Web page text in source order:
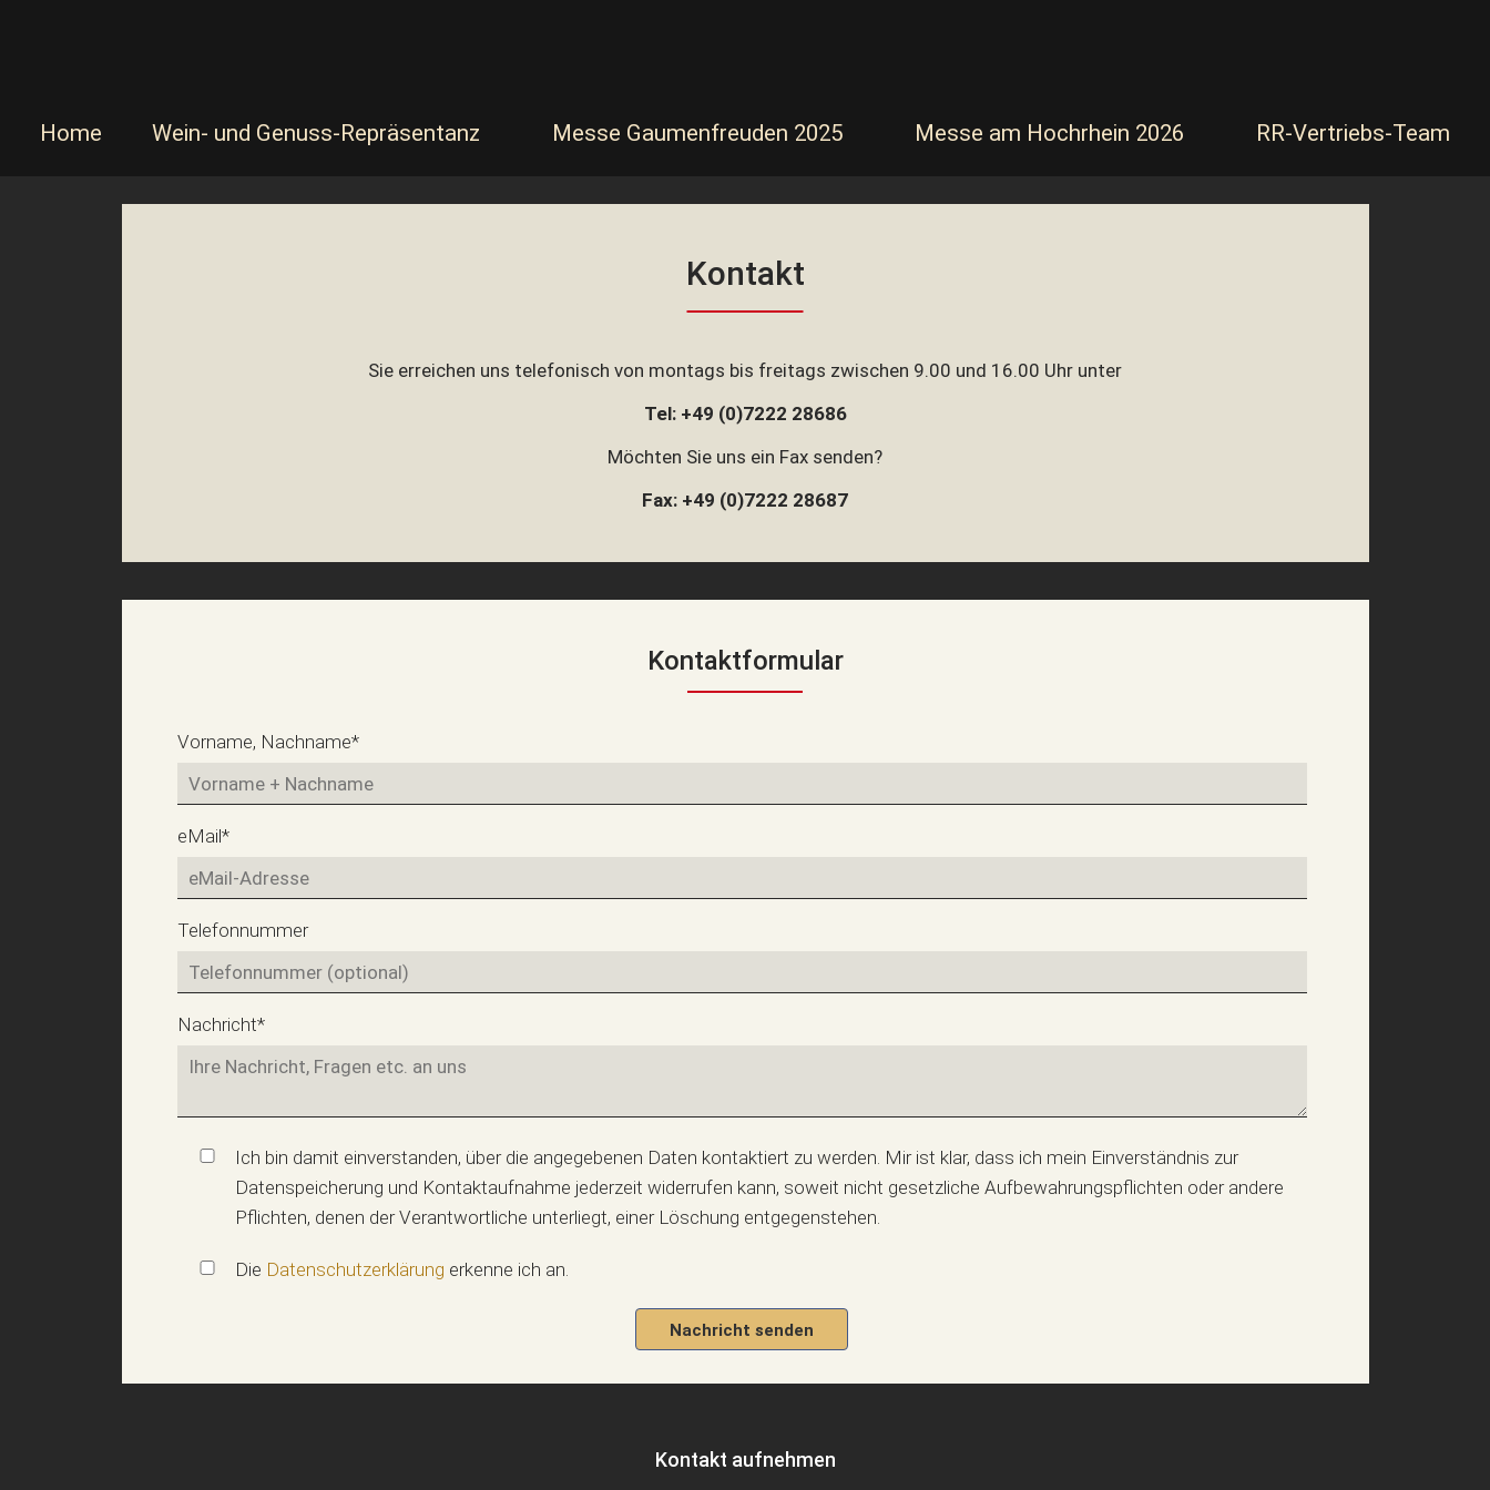
überspringen
Home Wein- und Genuss-Repräsentanz
überspringen
Messe Gaumenfreuden 2025
überspringen
Messe am Hochrhein 2026
überspringen
RR-Vertriebs-Team
Kontakt
Sie erreichen uns telefonisch von montags bis freitags zwischen 9.00 und 16.00 Uhr unter
Tel: +49 (0)7222 28686
Möchten Sie uns ein Fax senden?
Fax: +49 (0)7222 28687
Kontaktformular
Pflichtfeld
Vorname, Nachname*
Pflichtfeld
eMail*
Telefonnummer
Pflichtfeld
Nachricht*
Ich bin damit einverstanden, über die angegebenen Daten kontaktiert zu werden. Mir ist klar, dass ich mein Einverständnis zur
Datenspeicherung und Kontaktaufnahme jederzeit widerrufen kann, soweit nicht gesetzliche Aufbewahrungspflichten oder andere
Pflichten, denen der Verantwortliche unterliegt, einer Löschung entgegenstehen.
Die Datenschutzerklärung erkenne ich an.
Nachricht senden
Kontakt aufnehmen